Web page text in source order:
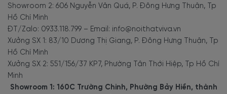
Showroom 2: 606 Nguyễn Văn Quá, P. Đông Hưng Thuận, Tp
Hồ Chí Minh
ĐT/Zalo: 0933.118.799 – Email: info@noithatviva.vn
Xưởng SX 1: 83/10 Dương Thị Giang, P. Đông Hưng Thuận, Tp
Hồ Chí Minh
Xưởng SX 2: 551/156/37 KP7, Phường Tân Thới Hiệp, Tp Hồ Chí
Minh
Showroom 1: 160C Trường Chinh, Phường Bảy Hiền, thành